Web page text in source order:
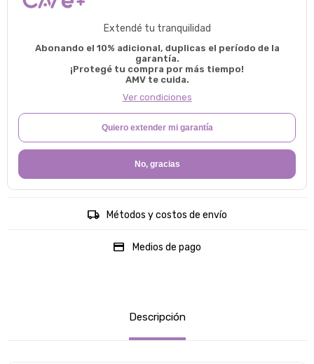
Extendé tu tranquilidad
Abonando el 10% adicional, duplicas el período de la
garantía.
¡Protegé tu compra por más tiempo!
AMV te cuida.
Ver condiciones
Quiero extender mi garantía
No, gracias
Métodos y costos de envío
Medios de pago
Descripción